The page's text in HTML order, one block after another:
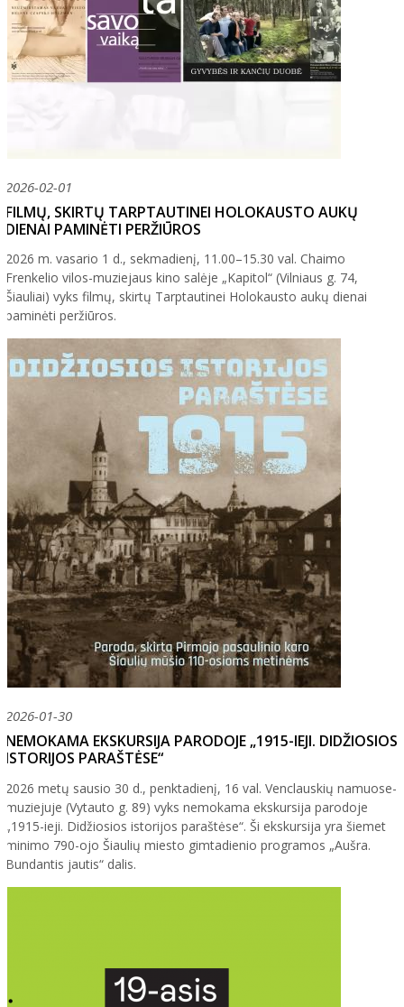
2026-02-01
FILMŲ, SKIRTŲ TARPTAUTINEI HOLOKAUSTO AUKŲ
DIENAI PAMINĖTI PERŽIŪROS
2026 m. vasario 1 d., sekmadienį, 11.00–15.30 val. Chaimo
Frenkelio vilos-muziejaus kino salėje „Kapitol“ (Vilniaus g. 74,
Šiauliai) vyks filmų, skirtų Tarptautinei Holokausto aukų dienai
paminėti peržiūros.
2026-01-30
NEMOKAMA EKSKURSIJA PARODOJE „1915-IEJI. DIDŽIOSIOS
ISTORIJOS PARAŠTĖSE“
2026 metų sausio 30 d., penktadienį, 16 val. Venclauskių namuose-
muziejuje (Vytauto g. 89) vyks nemokama ekskursija parodoje
„1915-ieji. Didžiosios istorijos paraštėse“. Ši ekskursija yra šiemet
minimo 790-ojo Šiaulių miesto gimtadienio programos „Aušra.
Bundantis jautis“ dalis.